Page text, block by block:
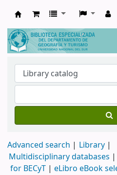
Biblioteca de
Advanced search
Library
Multidisciplinary databases |
for BECyT | eLibro eBook